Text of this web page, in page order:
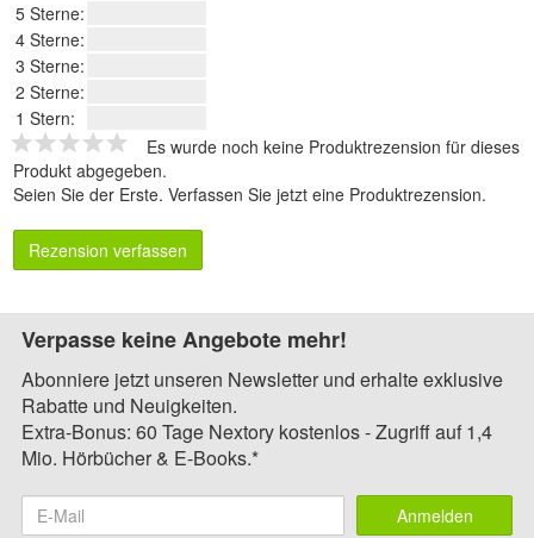
5 Sterne:
4 Sterne:
3 Sterne:
2 Sterne:
1 Stern:
Es wurde noch keine Produktrezension für dieses
Produkt abgegeben.
Seien Sie der Erste. Verfassen Sie jetzt eine Produktrezension.
Rezension verfassen
Verpasse keine Angebote mehr!
Abonniere jetzt unseren Newsletter und erhalte exklusive
Rabatte und Neuigkeiten.
Extra-Bonus: 60 Tage Nextory kostenlos - Zugriff auf 1,4
Mio. Hörbücher & E-Books.*
Anmelden